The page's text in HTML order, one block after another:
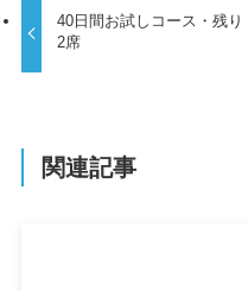
40日間お試しコース・残り
2席
関連記事